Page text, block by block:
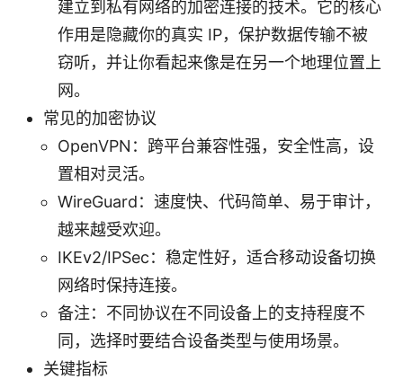
建立到私有网络的加密连接的技术。它的核心
作用是隐藏你的真实 IP，保护数据传输不被
窃听，并让你看起来像是在另一个地理位置上
网。
常见的加密协议
OpenVPN：跨平台兼容性强，安全性高，设
置相对灵活。
WireGuard：速度快、代码简单、易于审计，
越来越受欢迎。
IKEv2/IPSec：稳定性好，适合移动设备切换
网络时保持连接。
备注：不同协议在不同设备上的支持程度不
同，选择时要结合设备类型与使用场景。
关键指标